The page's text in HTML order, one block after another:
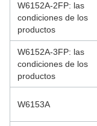
W6152A-2FP: las
condiciones de los
productos
W6152A-3FP: las
condiciones de los
productos
W6153A